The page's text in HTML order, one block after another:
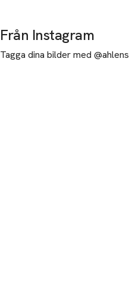
Från Instagram
Tagga dina bilder med